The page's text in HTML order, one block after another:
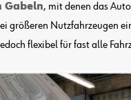
Gabeln, mit denen das
größeren Nutzfahrzeugen
flexibel für fast alle